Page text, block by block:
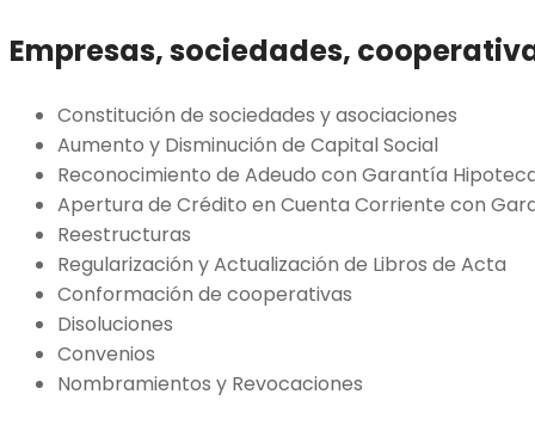
Empresas, sociedades,
Constitución de sociedades y asociaciones
Aumento y Disminución de Capital Social
Reconocimiento de Adeudo con Garantía
Apertura de Crédito en Cuenta Corriente con
Reestructuras
Regularización y Actualización de Libros de Acta
Conformación de cooperativas
Disoluciones
Convenios
Nombramientos y Revocaciones